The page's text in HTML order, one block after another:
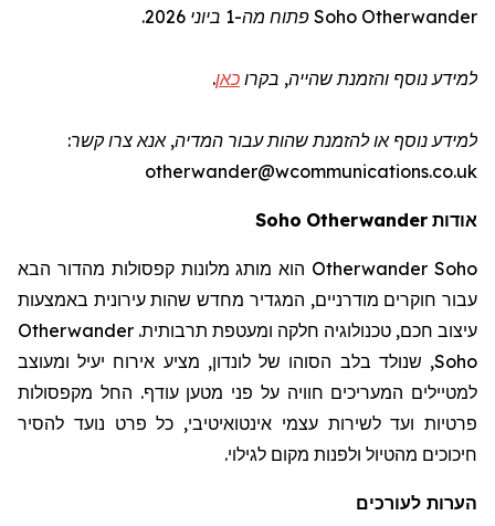
Otherwander
Soho פתוח מה-1 ביוני 2026.
למידע נוסף והזמנת שהייה, בקרו כאן.
למידע נוסף או להזמנת שהותעבור המדיה, אנא צרו קשר:
otherwander@wcommunications.co.uk
אודות Otherwander
Soho
Otherwander Soho הוא מותג מלונות קפסולות מהדור הבא
עבור חוקרים מודרניים, המגדיר מחדש שהות עירונית באמצעות
עיצוב חכם, טכנולוגיה חלקה ומעטפת תרבותית. Otherwander
Soho, שנולד בלב הסוהו של לונדון, מציע אירוח יעיל ומעוצב
למטיילים המעריכים חוויה על פני מטען עודף. החל מקפסולות
פרטיות ועד לשירות עצמי אינטואיטיבי, כל פרט נועד להסיר
חיכוכים מהטיול ולפנות מקום לגילוי.
הערות לעורכים